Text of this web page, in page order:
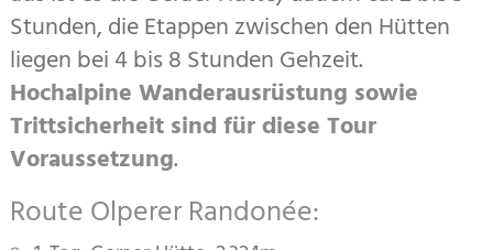
Stunden, die Etappen zwischen den Hütten
liegen bei 4 bis 8 Stunden Gehzeit.
Hochalpine Wanderausrüstung sowie
Trittsicherheit sind für diese Tour
Voraussetzung.
Route Olperer Randonée: